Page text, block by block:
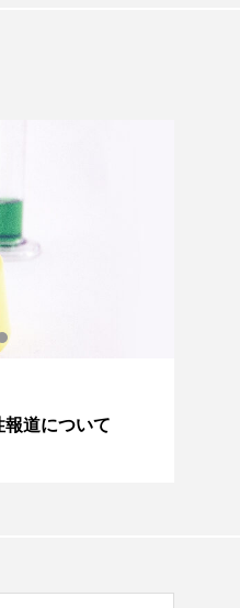
道について